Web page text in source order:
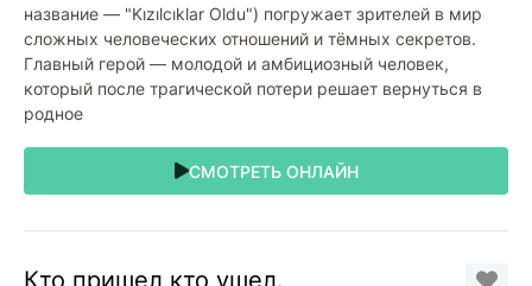
название — "Kızılcıklar Oldu") погружает зрителей в мир
сложных человеческих отношений и тёмных секретов.
Главный герой — молодой и амбициозный человек,
который после трагической потери решает вернуться в
родное
СМОТРЕТЬ ОНЛАЙН
Кто пришел кто ушел.